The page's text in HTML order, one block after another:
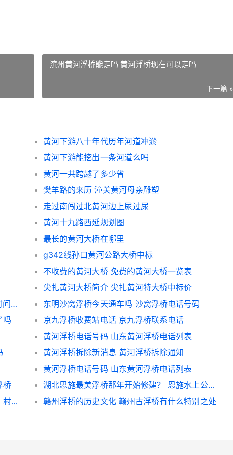
滨州黄河浮桥能走吗 黄河浮桥现在可以走吗
下一篇 »
黄河下游八十年代历年河道冲淤
黄河下游能挖出一条河道么吗
黄河一共跨越了多少省
樊羊路的来历 潼关黄河母亲雕塑
走过南闯过北黄河边上尿过尿
黄河十九路西延规划图
最长的黄河大桥在哪里
g342线孙口黄河公路大桥中标
不收费的黄河大桥 免费的黄河大桥一览表
尖扎黄河大桥简介 尖扎黄河特大桥中标价
开封柳园口浮桥国庆市期间是否通车,什么时间通车? 今天开封浮桥最新消息
东明沙窝浮桥今天通车吗 沙窝浮桥电话号码
吗
京九浮桥收费站电话 京九浮桥联系电话
黄河浮桥电话号码 山东黄河浮桥电话列表
黄河浮桥拆除新消息 黄河浮桥拆除通知
黄河浮桥电话号码 山东黄河浮桥电话列表
桥
湖北思施最美浮桥那年开始修建？ 恩施水上公路浮桥在哪
铁岭市昌图县三江口菜村浮桥收费合法吗？ 村委会收管理费合法吗
赣州浮桥的历史文化 赣州古浮桥有什么特别之处